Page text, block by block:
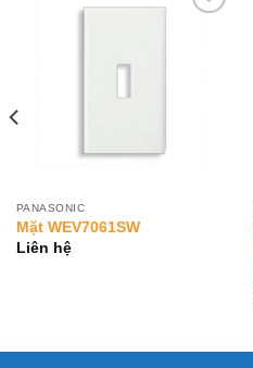
PANASONIC
Mặt WEV7061SW
Liên hệ